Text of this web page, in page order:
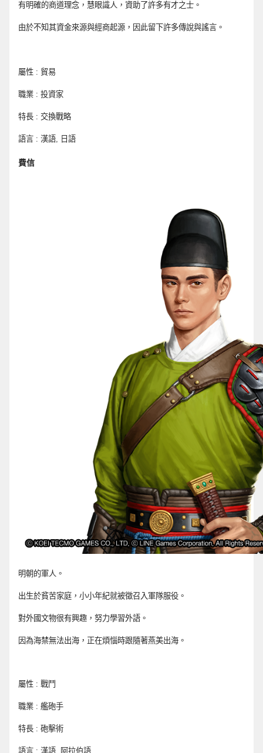
有明確的商道理念，慧眼識人，資助了許多有才之士。
由於不知其資金來源與經商起源，因此留下許多傳說與謠言。
屬性 : 貿易
職業 : 投資家
特長 : 交換戰略
語言 : 漢語, 日語
費信
明朝的軍人。
出生於貧苦家庭，小小年紀就被徵召入軍隊服役。
對外國文物很有興趣，努力學習外語。
因為海禁無法出海，正在煩惱時跟隨著燕美出海。
屬性 : 戰鬥
職業 : 艦砲手
特長 : 砲擊術
語言 : 漢語, 阿拉伯語